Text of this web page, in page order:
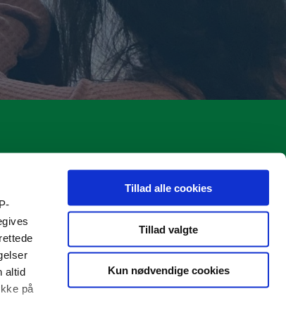
altid
på
Tillad alle cookies
Tillad valgte
Kun nødvendige cookies
Frisvadvej 70
6800 Varde
Tlf. 21 38 49 28
Email: mbar@varde.dk